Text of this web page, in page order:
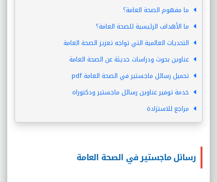
ما مفهوم الصحة العامة؟
ما الأهداف الرئيسية للصحة العامة؟
التحديات العالمية التي تواجه تعزيز الصحة العامة
عناوين بحوث ودراسات حديثة عن الصحة العامة
تحميل رسائل ماجستير في الصحة العامة pdf
خدمة توفير عناوين رسائل ماجستير ودكتوراه
مراجع للاستزادة
رسائل ماجستير في الصحة العامة